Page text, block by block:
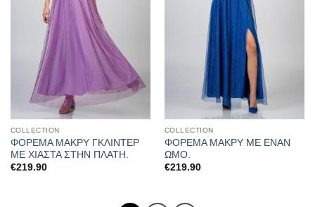
COLLECTION
ΦΟΡΕΜΑ ΜΑΚΡΥ ΓΚΛΙΝΤΕΡ
ΜΕ ΧΙΑΣΤΑ ΣΤΗΝ ΠΛΑΤΗ.
€219.90
COLLECTION
ΦΟΡΕΜΑ ΜΑΚΡΥ ΜΕ ΕΝΑΝ
ΩΜΟ.
€219.90